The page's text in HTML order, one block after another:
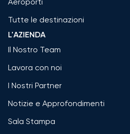
Tutte le destinazioni
L'AZIENDA
Il Nostro Team
Lavora con noi
I Nostri Partner
Notizie e Approfondimenti
Sala Stampa